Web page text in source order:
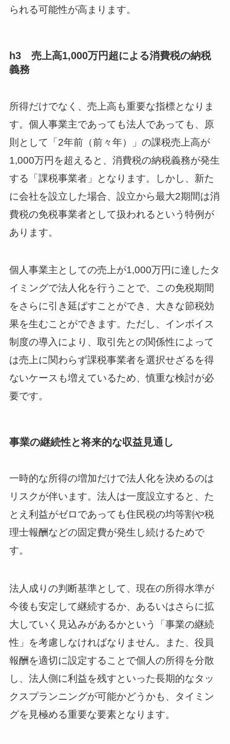
られる可能性が高まります。
h3 売上高1,000万円超による消費税の納税
義務
所得だけでなく、売上高も重要な指標となりま
す。個人事業主であっても法人であっても、原
則として「2年前（前々年）」の課税売上高が
1,000万円を超えると、消費税の納税義務が発生
する「課税事業者」となります。しかし、新た
に会社を設立した場合、設立から最大2期間は消
費税の免税事業者として扱われるという特例が
あります。
個人事業主としての売上が1,000万円に達したタ
イミングで法人化を行うことで、この免税期間
をさらに引き延ばすことができ、大きな節税効
果を生むことができます。ただし、インボイス
制度の導入により、取引先との関係性によって
は売上に関わらず課税事業者を選択せざるを得
ないケースも増えているため、慎重な検討が必
要です。
事業の継続性と将来的な収益見通し
一時的な所得の増加だけで法人化を決めるのは
リスクが伴います。法人は一度設立すると、た
とえ利益がゼロであっても住民税の均等割や税
理士報酬などの固定費が発生し続けるためで
す。
法人成りの判断基準として、現在の所得水準が
今後も安定して継続するか、あるいはさらに拡
大していく見込みがあるかという「事業の継続
性」を考慮しなければなりません。また、役員
報酬を適切に設定することで個人の所得を分散
し、法人側に利益を残すといった長期的なタッ
クスプランニングが可能かどうかも、タイミン
グを見極める重要な要素となります。